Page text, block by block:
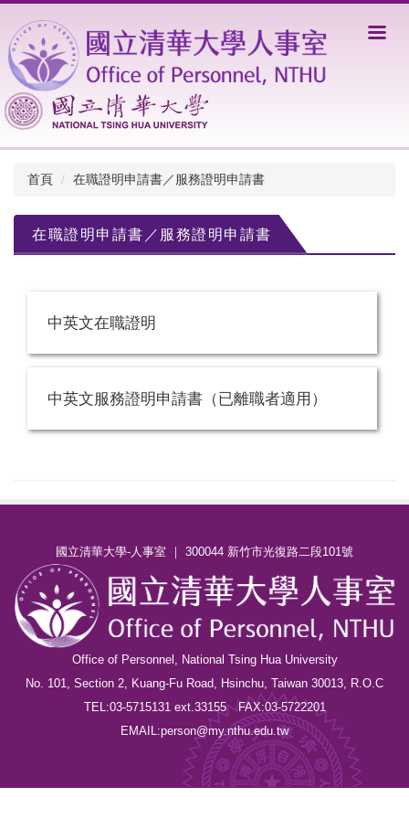
到
主
要
內
容
區
首頁 在職證明申請書／服務證明申請書
在職證明申請書／服務證明申請書
中英文在職證明
中英文服務證明申請書（已離職者適用）
國立清華大學-人事室 ｜ 300044 新竹市光復路二段101號
Office of Personnel, National Tsing Hua University
No. 101, Section 2, Kuang-Fu Road, Hsinchu, Taiwan 30013, R.O.C
TEL:03-5715131 ext.33155 FAX:03-5722201
EMAIL:person@my.nthu.edu.tw